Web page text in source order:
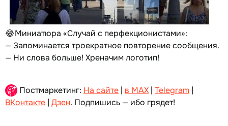
😂Миниатюра «Случай с перфекционистами»:
— Запоминается троекратное повторение сообщения.
— Ни слова больше! Хреначим логотип!
Постмаркетинг: На сайте | в MAX | Telegram |
ВКонтакте | Дзен. Подпишись — ибо грядет!